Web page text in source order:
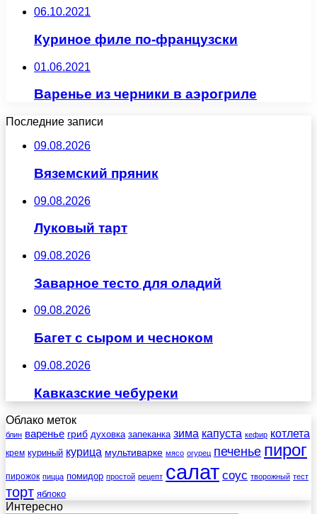
06.10.2021
Куриное филе по-французски
01.06.2021
Варенье из черники в аэрогриле
Последние записи
09.08.2026
Вяземский пряник
09.08.2026
Луковый тарт
09.08.2026
Заварное тесто для оладий
09.08.2026
Багет с сыром и чесноком
09.08.2026
Кавказские чебуреки
Облако меток
блин варенье гриб духовка запеканка зима капуста кефир котлета
крем куриный курица мультиварке мясо огурец печенье пирог
пирожок пицца помидор простой рецепт салат соус творожный тест
торт яблоко
Интересно